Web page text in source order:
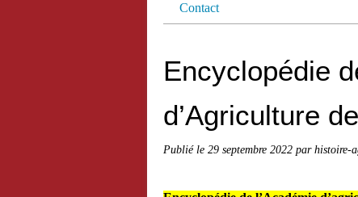
Contact
Encyclopédie
d’Agriculture
Publié le 29 septembre 2022 par histoire-